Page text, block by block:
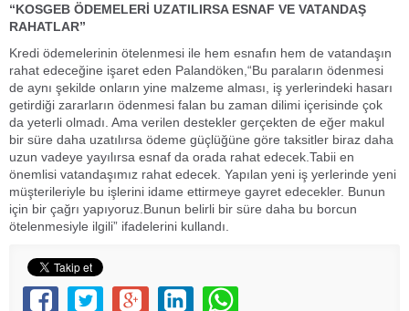
“KOSGEB ÖDEMELERİ UZATILIRSA ESNAF VE VATANDAŞ
RAHATLAR”
Kredi ödemelerinin ötelenmesi ile hem esnafın hem de vatandaşın
rahat edeceğine işaret eden Palandöken,“Bu paraların ödenmesi
de aynı şekilde onların yine malzeme alması, iş yerlerindeki hasarı
getirdiği zararların ödenmesi falan bu zaman dilimi içerisinde çok
da yeterli olmadı. Ama verilen destekler gerçekten de eğer makul
bir süre daha uzatılırsa ödeme güçlüğüne göre taksitler biraz daha
uzun vadeye yayılırsa esnaf da orada rahat edecek.Tabii en
önemlisi vatandaşımız rahat edecek. Yapılan yeni iş yerlerinde yeni
müşterileriyle bu işlerini idame ettirmeye gayret edecekler. Bunun
için bir çağrı yapıyoruz.Bunun belirli bir süre daha bu borcun
ötelenmesiyle ilgili” ifadelerini kullandı.